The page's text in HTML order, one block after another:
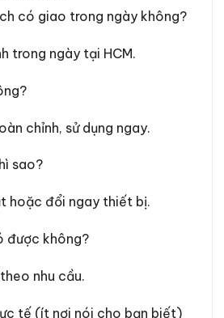
có giao trong ngày không?
trong ngày tại HCM.
chỉnh, sử dụng ngay.
sao?
hoặc đổi ngay thiết bị.
được không?
nhu cầu.
tế (ít nơi nói cho bạn biết)